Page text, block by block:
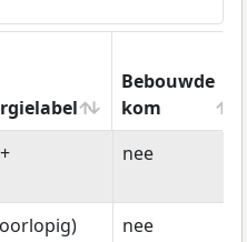
Bebouwde
kom
Bebouwde
nee
nee